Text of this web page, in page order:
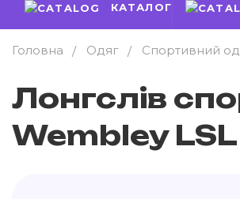
КАТАЛОГ
Головна Одяг Спортивний
Лонгслів
Wembley